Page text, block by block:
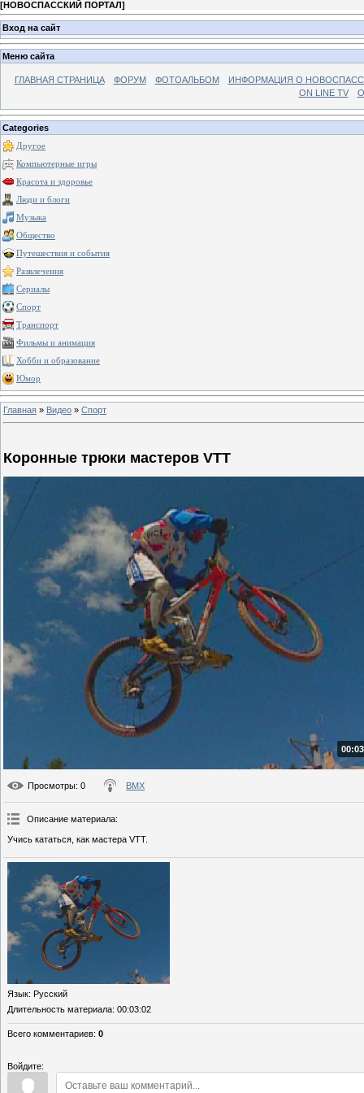
[НОВОСПАССКИЙ ПОРТАЛ]
Вход на сайт
Меню сайта
ГЛАВНАЯ СТРАНИЦА ФОРУМ ФОТОАЛЬБОМ
ИНФОРМАЦИЯ О
ON LINE TV
Categories
Другое
Компьютерные игры
Красота и здоровье
Люди и блоги
Музыка
Общество
Путешествия и события
Развлечения
Сериалы
Спорт
Транспорт
Фильмы и анимация
Хобби и образование
Юмор
Главная » Видео » Спорт
Коронные трюки мастеров VTT
Просмотры: 0 BMX
Описание материала:
Учись кататься, как мастера VTT.
Язык: Русский
Длительность материала: 00:03:02
Всего комментариев: 0
Войдите: